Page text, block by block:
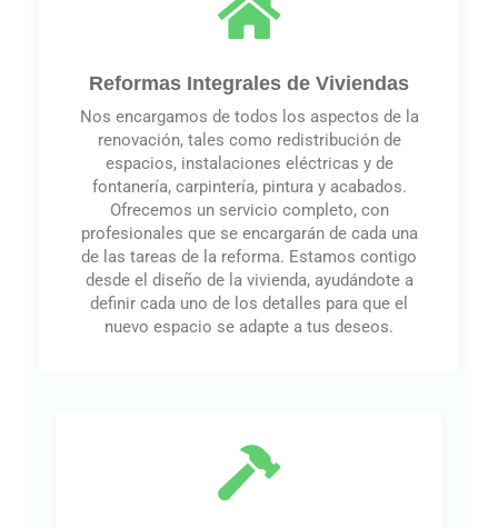
Reformas Integrales de Viviendas
Nos encargamos de todos los aspectos de la
renovación, tales como redistribución de
espacios, instalaciones eléctricas y de
fontanería, carpintería, pintura y acabados.
Ofrecemos un servicio completo, con
profesionales que se encargarán de cada una
de las tareas de la reforma. Estamos contigo
desde el diseño de la vivienda, ayudándote a
definir cada uno de los detalles para que el
nuevo espacio se adapte a tus deseos.